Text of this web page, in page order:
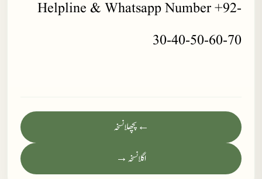
Helpline & Whatsapp Number +92-
30-40-50-60-70
← پچھلا نسخہ
اگلا نسخہ →